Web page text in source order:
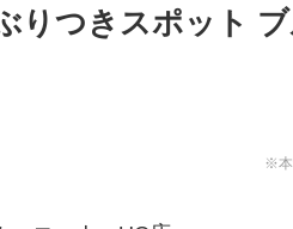
りつきスポット
※本